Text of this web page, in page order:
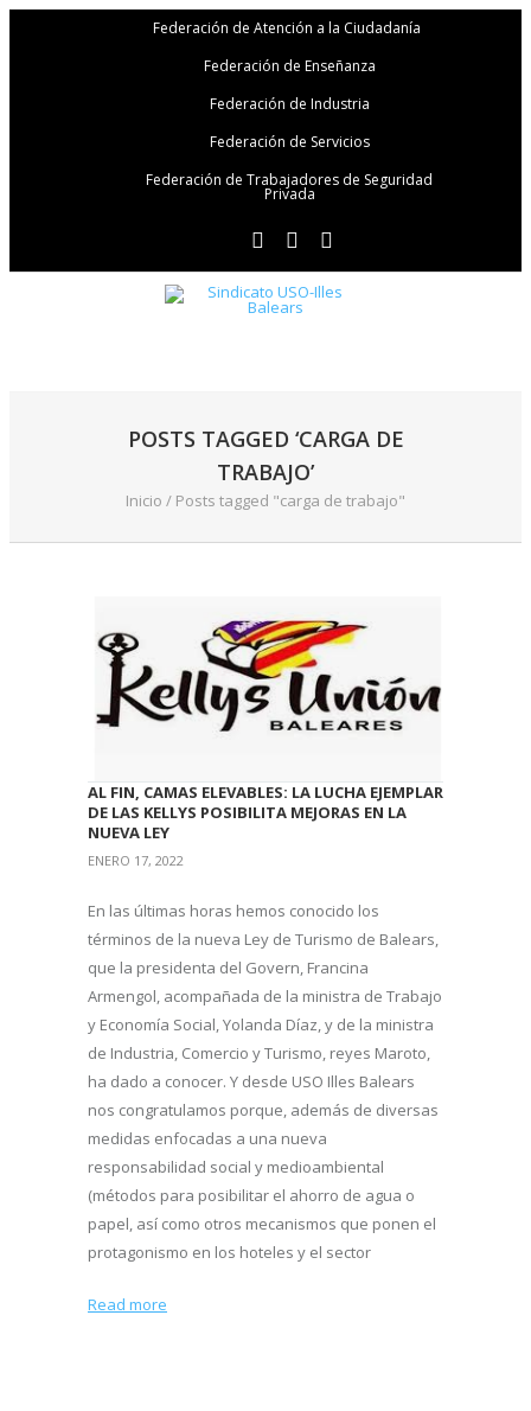
Federación de Atención a la Ciudadanía
Federación de Enseñanza
Federación de Industria
Federación de Servicios
Federación de Trabajadores de Seguridad
Privada
POSTS TAGGED ‘CARGA DE
TRABAJO’
Inicio / Posts tagged "carga de trabajo"
AL FIN, CAMAS ELEVABLES: LA LUCHA EJEMPLAR
DE LAS KELLYS POSIBILITA MEJORAS EN LA
NUEVA LEY
ENERO 17, 2022
En las últimas horas hemos conocido los
términos de la nueva Ley de Turismo de Balears,
que la presidenta del Govern, Francina
Armengol, acompañada de la ministra de Trabajo
y Economía Social, Yolanda Díaz, y de la ministra
de Industria, Comercio y Turismo, reyes Maroto,
ha dado a conocer. Y desde USO Illes Balears
nos congratulamos porque, además de diversas
medidas enfocadas a una nueva
responsabilidad social y medioambiental
(métodos para posibilitar el ahorro de agua o
papel, así como otros mecanismos que ponen el
protagonismo en los hoteles y el sector
Read more